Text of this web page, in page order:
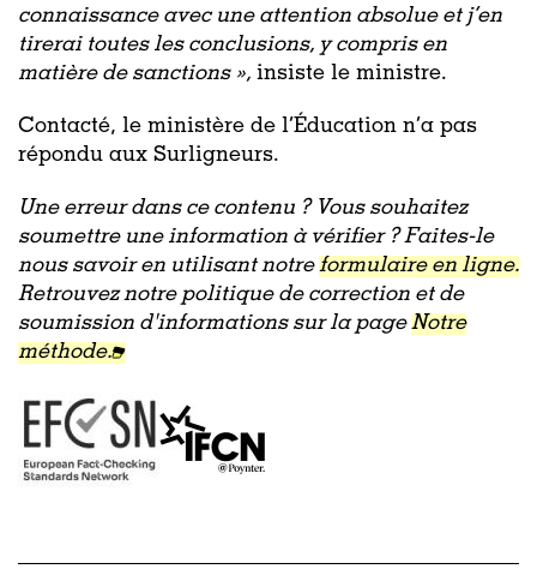
connaissance avec une attention absolue et j’en
tirerai toutes les conclusions, y compris en
matière de sanctions », insiste le ministre.
Contacté, le ministère de l’Éducation n’a pas
répondu aux Surligneurs.
Une erreur dans ce contenu ? Vous souhaitez
soumettre une information à vérifier ? Faites-le
nous savoir en utilisant notreformulaire en ligne.
Retrouvez notre politique de correction et de
soumission d'informations sur la pageNotre
méthode.